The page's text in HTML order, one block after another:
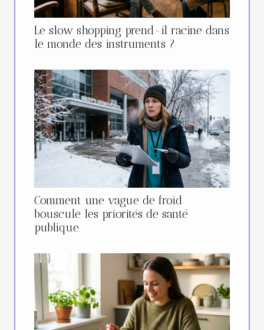
Le slow shopping prend-il racine dans
le monde des instruments ?
Comment une vague de froid
bouscule les priorités de santé
publique